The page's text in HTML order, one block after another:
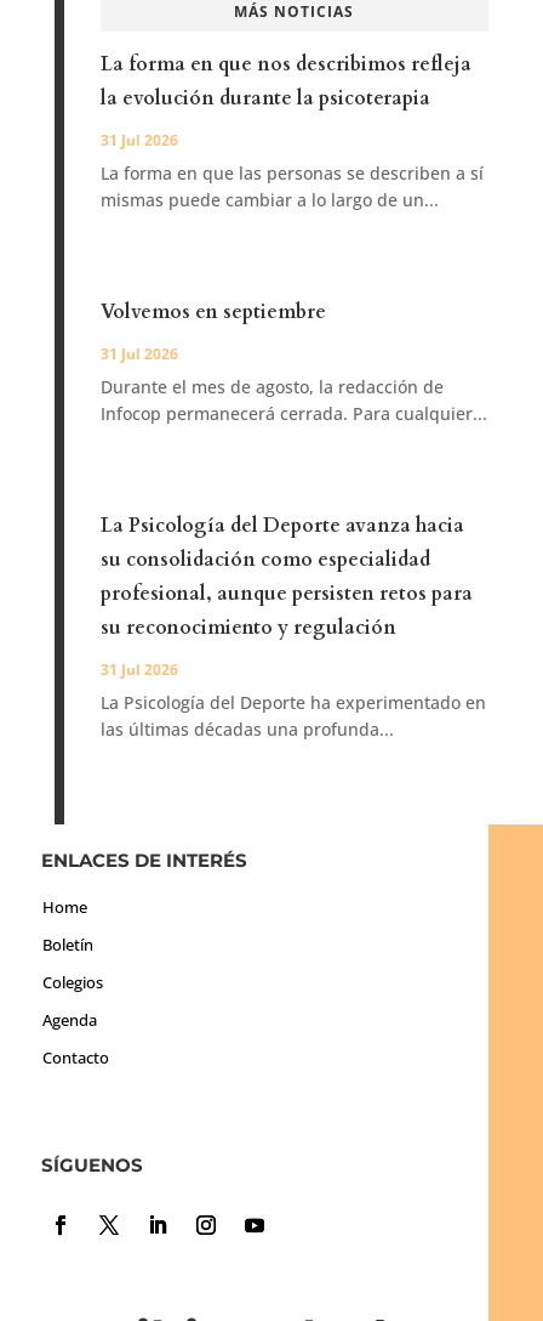
MÁS NOTICIAS
La forma en que nos describimos refleja
la evolución durante la psicoterapia
31 Jul 2026
La forma en que las personas se describen a sí
mismas puede cambiar a lo largo de un...
Volvemos en septiembre
31 Jul 2026
Durante el mes de agosto, la redacción de
Infocop permanecerá cerrada. Para cualquier...
La Psicología del Deporte avanza hacia
su consolidación como especialidad
profesional, aunque persisten retos para
su reconocimiento y regulación
31 Jul 2026
La Psicología del Deporte ha experimentado en
las últimas décadas una profunda...
ENLACES DE INTERÉS
Home
Boletín
Colegios
Agenda
Contacto
SÍGUENOS